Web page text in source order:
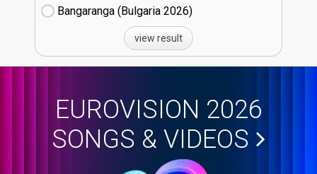
Bangaranga (Bulgaria
26)
view result
EUROVISION 2026
SONGS & VIDEOS